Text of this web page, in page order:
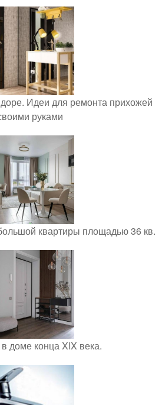
Идеи для ремонта прихожей
руками
квартиры площадью 36 кв.
доме конца XIX века.